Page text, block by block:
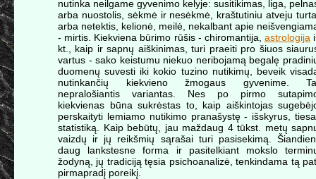
nutinka neilgame gyvenimo kelyje: susitikimas, liga,
arba nuostolis, sėkmė ir nesėkmė, kraštutiniu atveju
arba netektis, kelionė, meilė, nekalbant apie
- mirtis. Kiekviena būrimo rūšis - chiromantija, astrologija
kt., kaip ir sapnų aiškinimas, turi praeiti pro šiuos
vartus - sako keistumu niekuo neribojamą begalę
duomenų suvesti iki kokio tuzino nutikimų, beveik
nutinkančių kiekvieno žmogaus gyvenime.
nepralošiantis variantas. Nes po pirmo
kiekvienas būna sukrėstas to, kaip aiškintojas
perskaityti lemiamo nutikimo pranašystę - išskyrus,
statistiką. Kaip bebūtų, jau maždaug 4 tūkst. metų
vaizdų ir jų reikšmių sąrašai turi pasisekimą.
daug lankstesne forma ir pasitelkiant mokslo
žodyną, jų tradiciją tęsia psichoanalizė, tenkindama tą
pirmapradį poreikį.